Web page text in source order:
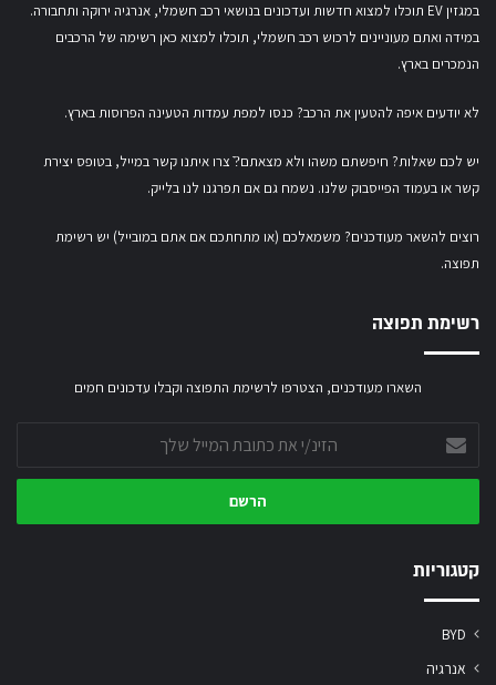
במגזין EV תוכלו למצוא חדשות ועדכונים בנושאי רכב חשמלי, אנרגיה ירוקה ותחבורה.
במידה ואתם מעוניינים לרכוש רכב חשמלי, תוכלו למצוא כאן רשימה של הרכבים
הנמכרים בארץ.
לא יודעים איפה להטעין את הרכב? כנסו למפת עמדות הטעינה הפרוסות בארץ.
יש לכם שאלות? חיפשתם משהו ולא מצאתם?ֿ צרו איתנו קשר במייל, בטופס יצירת
קשראובעמוד הפייסבוק שלנו. נשמח גם אם תפרגנו לנו בלייק.
רוצים להשאר מעודכנים? משמאלכם (או מתחתכם אם אתם במובייל) יש רשימת
תפוצה.
רשימת תפוצה
השארו מעודכנים, הצטרפו לרשימת התפוצה וקבלו עדכונים חמים
את
כתובת
שלך
קטגוריות
BYD
אנרגיה